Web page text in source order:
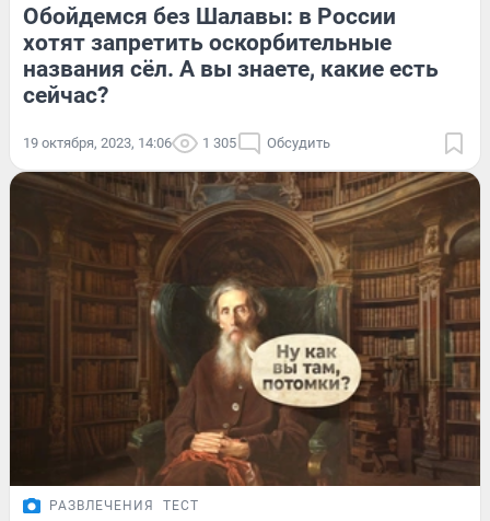
Обойдемся без Шалавы: в России
хотят запретить оскорбительные
названия сёл. А вы знаете, какие есть
сейчас?
19 октября, 2023, 14:06 1 305 Обсудить
РАЗВЛЕЧЕНИЯ ТЕСТ